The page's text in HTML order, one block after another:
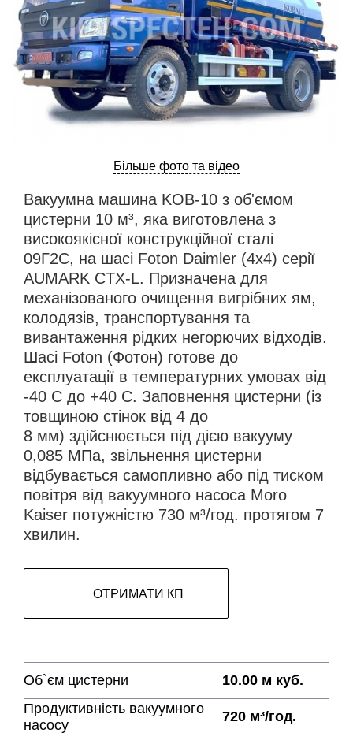
Більше фото та відео
Вакуумна машина KОВ-10 з об'ємом
цистерни 10 м³, яка виготовлена з
високоякісної конструкційної сталі
09Г2С, на шасі Foton Daimler (4х4) серії
AUMARK CTX-L. Призначена для
механізованого очищення вигрібних ям,
колодязів, транспортування та
вивантаження рідких негорючих відходів.
Шасі Foton (Фотон) готове до
експлуатації в температурних умовах від
-40 С до +40 С. Заповнення цистерни (із
товщиною стінок від 4 до
8 мм) здійснюється під дією вакууму
0,085 МПа, звільнення цистерни
відбувається самопливно або під тиском
повітря від вакуумного насоса Moro
Kaiser потужністю 730 м³/год. протягом 7
хвилин.
ОТРИМАТИ КП
Об`єм цистерни
10.00 м куб.
Продуктивність вакуумного
насосу
720 м³/год.